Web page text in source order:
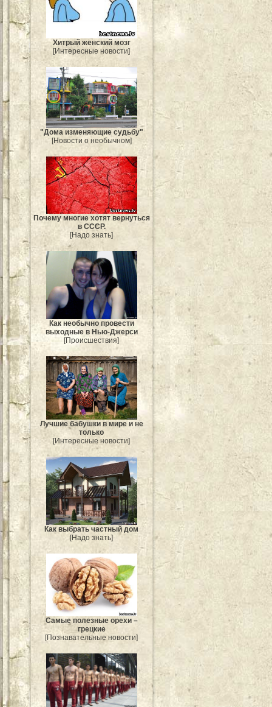
Хитрый женский мозг
[Интересные новости]
"Дома изменяющие судьбу"
[Новости о необычном]
Почему многие хотят вернуться
в СССР.
[Надо знать]
Как необычно провести
выходные в Нью-Джерси
[Происшествия]
Лучшие бабушки в мире и не
только
[Интересные новости]
Как выбрать частный дом
[Надо знать]
Самые полезные орехи –
грецкие
[Познавательные новости]